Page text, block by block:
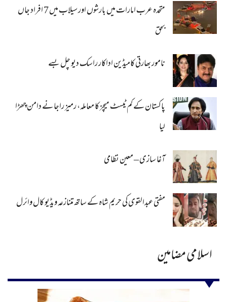
متحدہ عرب امارات میں بارشوں اور سیلاب میں 7 افراد جاں
بحق
نامور بھارتی کامیڈین اداکار راسک دیو چل بسے
پاکستان کے کم ٹیسٹ میچز کا معاملہ، رمیز راجا نے دامن چھڑا
لیا
آغا سازی – معین نظامی
مفتی عبدالقوی کی حریم شاہ کے ساتھ متنازعہ ویڈیو کال وائرل
اسلامی مضامین